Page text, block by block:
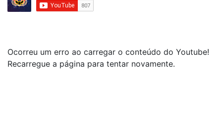
Ocorreu um erro ao carregar o conteúdo do Youtube!
Recarregue a página para tentar novamente.